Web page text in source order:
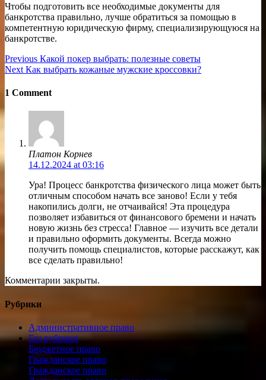
Чтобы подготовить все необходимые документы для
банкротства правильно, лучше обратиться за помощью в
компетентную юридическую фирму, специализирующуюся на
банкротстве.
Навигация
по
записям
Previous Previous
post:
Какой покер выбрать: полезные советы
Next Next
Как выбрать кожаные мужские кроссовки?
1 Comment
Платон Корнев
14.12.2024 at 03:16
Ура! Процесс банкротства физического лица может быть
отличным способом начать все заново! Если у тебя
накопились долги, не отчаивайся! Эта процедура
позволяет избавиться от финансового бремени и начать
новую жизнь без стресса! Главное — изучить все детали
и правильно оформить документы. Всегда можно
получить помощь специалистов, которые расскажут, как
все сделать правильно!
Комментарии закрыты.
Рубрики
Административное право
Без рубрики
Бюджетное право
Гражданское право
Гражданское право